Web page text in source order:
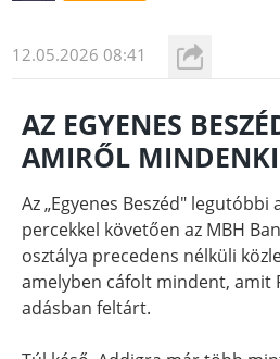
12.05.2026 08:41
AZ EGYENES
AMIRŐL MINDENKI
Az „Egyenes Beszéd" legutóbbi
percekkel követően az MBH
osztálya precedens nélküli
amelyben cáfolt mindent, amit
adásban feltárt.